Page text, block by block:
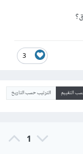
3
التقييم الترتيب حسب التاريخ
1